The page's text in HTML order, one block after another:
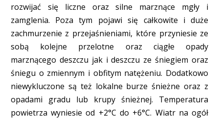
rozwijać się liczne oraz silne marznące mgły i
zamglenia. Poza tym pojawi się całkowite i duże
zachmurzenie z przejaśnieniami, które przyniesie ze
sobą kolejne przelotne oraz ciągłe opady
marznącego deszczu jak i deszczu ze śniegiem oraz
śniegu o zmiennym i obfitym natężeniu. Dodatkowo
niewykluczone są też lokalne burze śnieżne oraz z
opadami gradu lub krupy śnieżnej. Temperatura
powietrza wyniesie od +2°C do +6°C. Wiatr na ogół